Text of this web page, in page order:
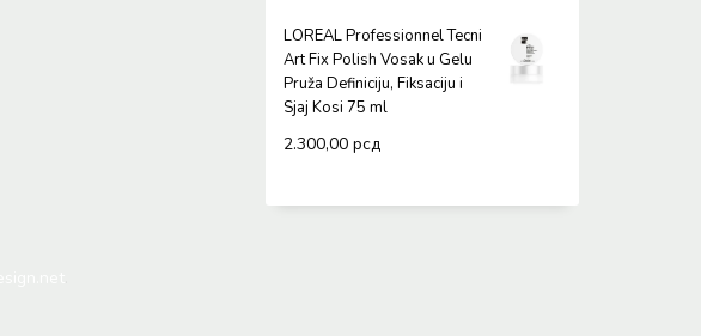
LOREAL Professionnel Tecni
Art Fix Polish Vosak u Gelu
Pruža Definiciju, Fiksaciju i
Sjaj Kosi 75 ml
2.300,00 рсд